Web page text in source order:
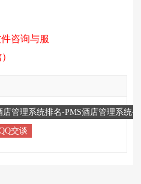
咨询与服
店管理系统排名-PMS酒店管理系统-
交谈